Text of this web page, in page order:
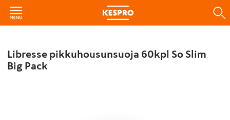
Libresse pikkuhousunsuoja 60kpl So Slim
Big Pack